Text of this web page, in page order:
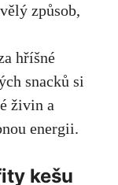
způsob,
hříšné
⁣snacků ​si⁣
živin a
energii.
​kešu